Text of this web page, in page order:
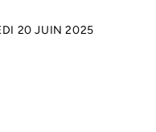
20 JUIN 2025